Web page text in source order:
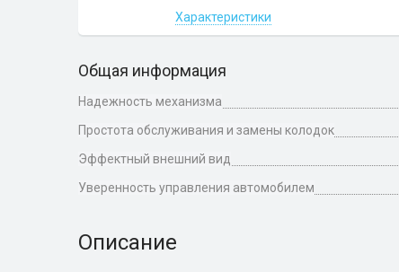
Характеристики
Общая информация
Надежность механизма
Простота обслуживания и замены колодок
Эффектный внешний вид
Уверенность управления автомобилем
Описание